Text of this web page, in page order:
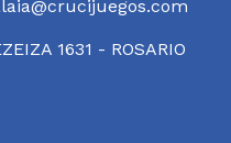
1631 - ROSARIO